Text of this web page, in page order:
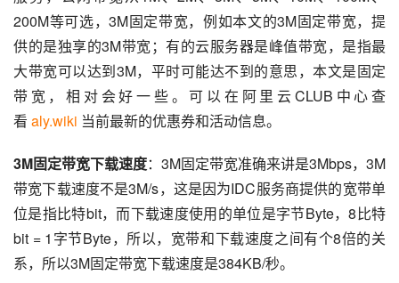
200M等可选，3M固定带宽，例如本文的3M固定带宽，提
供的是独享的3M带宽；有的云服务器是峰值带宽，是指最
大带宽可以达到3M，平时可能达不到的意思，本文是固定
带宽，相对会好一些。可以在阿里云CLUB中心查
看 aly.wiki 当前最新的优惠券和活动信息。
3M固定带宽下载速度：3M固定带宽准确来讲是3Mbps，3M
带宽下载速度不是3M/s，这是因为IDC服务商提供的宽带单
位是指比特bit，而下载速度使用的单位是字节Byte，8比特
bit = 1字节Byte，所以，宽带和下载速度之间有个8倍的关
系，所以3M固定带宽下载速度是384KB/秒。